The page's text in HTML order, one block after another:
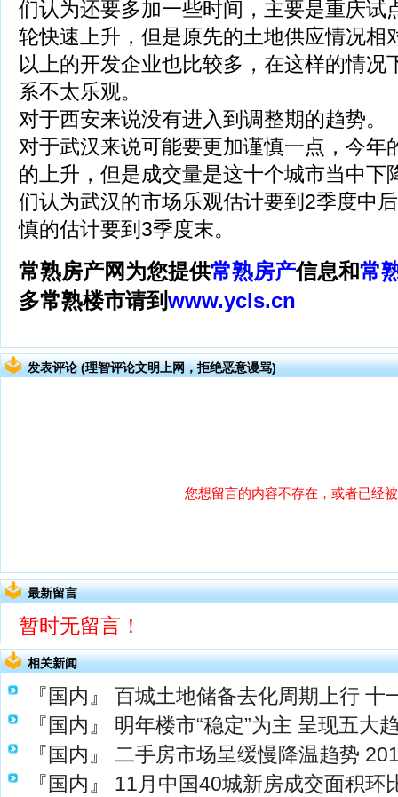
们认为还要多加一些时间，主要是重庆试
轮快速上升，但是原先的土地供应情况相
以上的开发企业也比较多，在这样的情况
系不太乐观。
对于西安来说没有进入到调整期的趋势。
对于武汉来说可能要更加谨慎一点，今年
的上升，但是成交量是这十个城市当中下
们认为武汉的市场乐观估计要到2季度中
慎的估计要到3季度末。
常熟房产网为您提供常熟房产信息和常
多常熟楼市请到www.ycls.cn
发表评论 (理智评论文明上网，拒绝恶意谩骂)
最新留言
暂时无留言！
相关新闻
『国内』
百城土地储备去化周期上行 十
『国内』
明年楼市“稳定”为主 呈现五大
『国内』
二手房市场呈缓慢降温趋势
『国内』
11月中国40城新房成交面积环